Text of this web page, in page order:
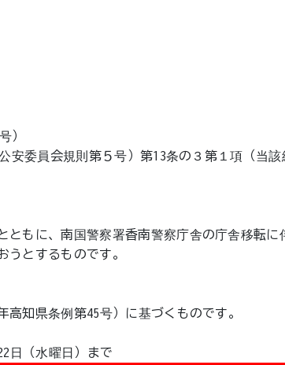
）
安委員会規則第５号）第13条の３第１項（当該
ともに、南国警察署香南警察庁舎の庁舎移転に
うとするものです。
知県条例第45号）に基づくものです。
日（水曜日）まで